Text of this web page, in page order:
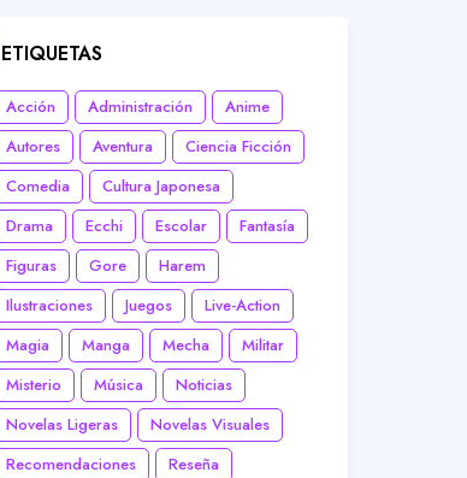
ETIQUETAS
Acción Administración
Anime
Autores
Aventura
Ciencia Ficción
Comedia
Cultura Japonesa
Drama
Ecchi Escolar
Fantasía
Figuras
Gore
Harem
Ilustraciones
Juegos
Live-Action
Magia
Manga Mecha
Militar
Misterio
Música
Noticias
Novelas Ligeras
Novelas Visuales
Recomendaciones
Reseña